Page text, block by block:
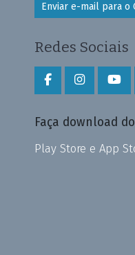
Enviar e-mail para o
Redes Sociais
Faça download
Play Store e App